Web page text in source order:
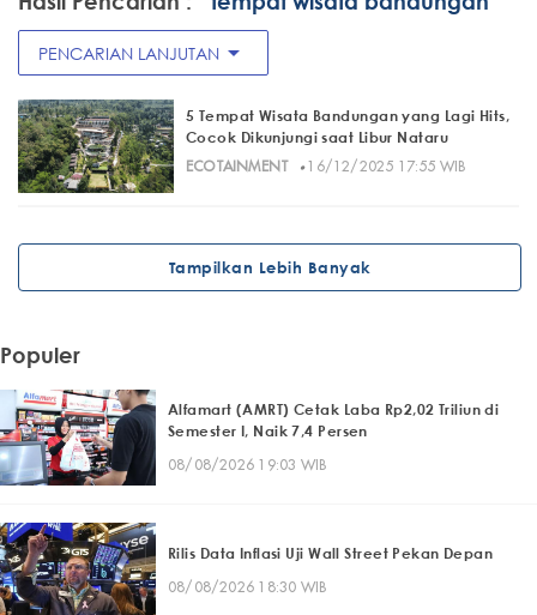
PENCARIAN LANJUTAN arrow_drop_down
5 Tempat Wisata Bandungan yang Lagi Hits,
Cocok Dikunjungi saat Libur Nataru
ECOTAINMENT
· 16/12/2025 17:55 WIB
Tampilkan Lebih Banyak
Populer
Alfamart (AMRT) Cetak Laba Rp2,02 Triliun di
Semester I, Naik 7,4 Persen
08/08/2026 19:03 WIB
Rilis Data Inflasi Uji Wall Street Pekan Depan
08/08/2026 18:30 WIB